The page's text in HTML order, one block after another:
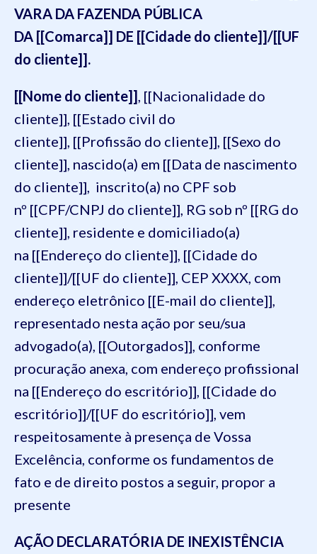
VARA DA FAZENDA PÚBLICA
DA [[Comarca]] DE [[Cidade do cliente]]/[[UF
do cliente]].
[[Nome do cliente]] , [[Nacionalidade do
cliente]], [[Estado civil do
cliente]], [[Profissão do cliente]], [[Sexo do
cliente]], nascido(a) em [[Data de nascimento
do cliente]], inscrito(a) no CPF sob
nº [[CPF/CNPJ do cliente]], RG sob nº [[RG do
cliente]], residente e domiciliado(a)
na [[Endereço do cliente]], [[Cidade do
cliente]]/[[UF do cliente]], CEP XXXX, com
endereço eletrônico [[E-mail do cliente]],
representado nesta ação por seu/sua
advogado(a), [[Outorgados]], conforme
procuração anexa, com endereço profissional
na [[Endereço do escritório]], [[Cidade do
escritório]]/[[UF do escritório]], vem
respeitosamente à presença de Vossa
Excelência, conforme os fundamentos de
fato e de direito postos a seguir, propor a
presente
AÇÃO DECLARATÓRIA DE INEXISTÊNCIA